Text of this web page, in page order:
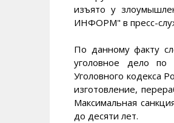
изъято у
ИНФОРМ" в пресс-
По данному факту
уголовное дело по
Уголовного кодекса
изготовление,
Максимальная
до десяти лет.